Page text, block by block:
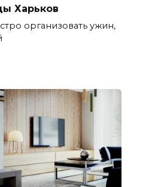
Харьков
организовать ужин,